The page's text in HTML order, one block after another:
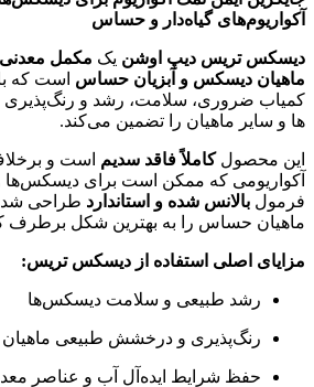
آکواریوم‌های گیاه‌دار و حساس
دیسکس تریس دیپ اوشن یک مکمل
ماهیان دیسکس و آبزیان حساس است که
کمیاب ضروری، سلامت، رشد و رنگ‌پذیری
ها و سایر ماهیان را تضمین می‌کند.
این محصولکاملاً فاقد سدیم است و
آکواریومی که ممکن است برای دیسکس‌ها و
فرمول بالانس شده و استاندارد طراحی شده
ماهیان حساس را به بهترین شکل برطرف
مزایای اصلی استفاده از دیسکس تریس:
رشد طبیعی و سلامت دیسکس‌ها
رنگ‌پذیری و درخشش طبیعی ماهیان
حفظ شرایط ایده‌آل آب و عناصر